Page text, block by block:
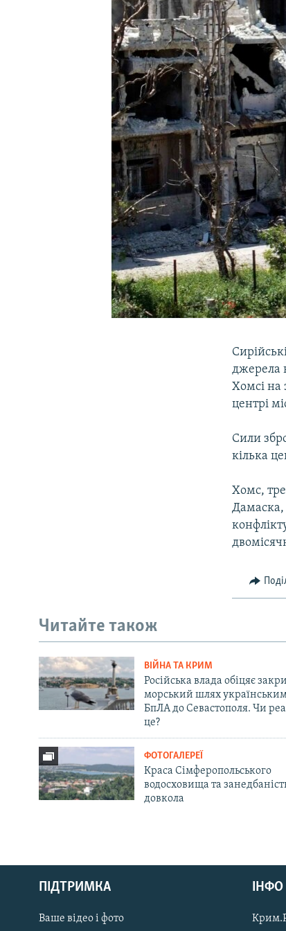
УКРАЇНСЬКА ПРОБЛЕМА КРИМУ
Русский
Qırımtatar
ДОЛУЧАЙСЯ!
джерела
Хомсі на
центрі
Сили
кілька
Хомс,
Дамаска,
Читайте також
ВІЙНА ТА КРИМ
Російська влада обіцяє
морський шлях
БпЛА до Севастополя. Чи
це?
ФОТОГАЛЕРЕЇ
Краса Сімферопольського
водосховища та
довкола
ПІДТРИМКА
Ваше відео і фото
ІНФО